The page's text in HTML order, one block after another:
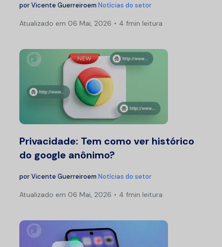
porVicente Guerreiroem Notícias do setor
Atualizado em 06 Mai, 2026 4 fmin leitura
Privacidade: Tem como ver histórico
do google anônimo?
porVicente Guerreiroem Notícias do setor
Atualizado em 06 Mai, 2026 4 fmin leitura